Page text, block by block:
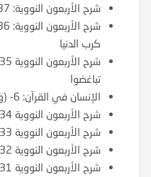
شرح الأربعون النووية: 37- إن الله كتب الحسنات والسيئات
كرب الدنيا
تباغضوا
الإنسان في القرآن: 6- (وَكَانَ الْإِنْسَانُ قَتُورا)
شرح الأربعون النووية 34- من رأى منكم منكرا فليغيره بيده
شرح الأربعون النووية 33- لو يعطى الناس بدعواهم
شرح الأربعون النووية 32- لاضرر ولا ضرار
شرح الأربعون النووية 31- ازهد في الدنيا يحبك الله